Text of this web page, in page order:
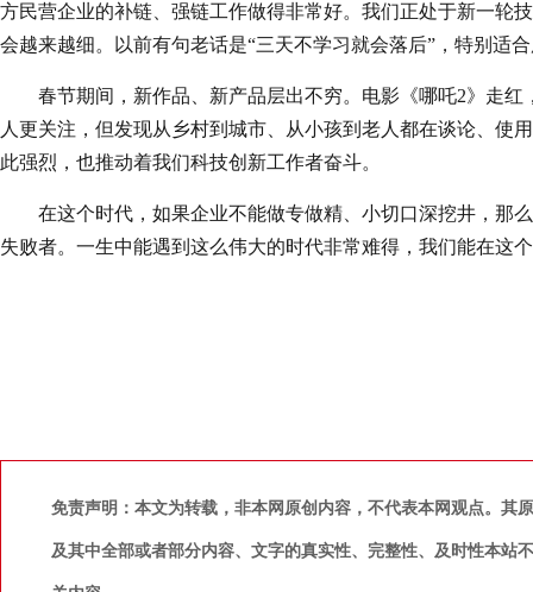
方民营企业的补链、强链工作做得非常好。我们正处于新一轮
会越来越细。以前有句老话是“三天不学习就会落后”，特别适
春节期间，新作品、新产品层出不穷。电影《哪吒2》走红
人更关注，但发现从乡村到城市、从小孩到老人都在谈论、使
此强烈，也推动着我们科技创新工作者奋斗。
在这个时代，如果企业不能做专做精、小切口深挖井，那
失败者。一生中能遇到这么伟大的时代非常难得，我们能在这
免责声明：本文为转载，非本网原创内容，不代表本网观点。其
及其中全部或者部分内容、文字的真实性、完整性、及时性本站